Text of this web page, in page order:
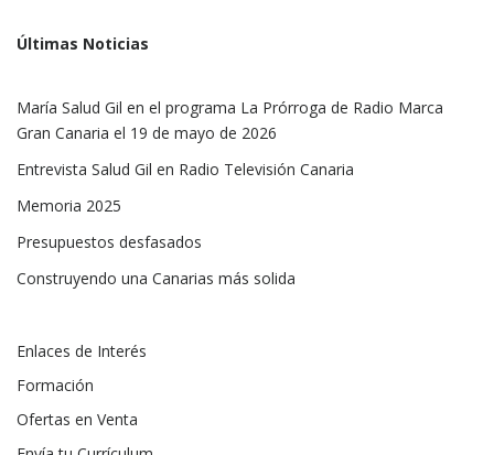
Últimas Noticias
María Salud Gil en el programa La Prórroga de Radio Marca
Gran Canaria el 19 de mayo de 2026
Entrevista Salud Gil en Radio Televisión Canaria
Memoria 2025
Presupuestos desfasados
Construyendo una Canarias más solida
Enlaces de Interés
Formación
Ofertas en Venta